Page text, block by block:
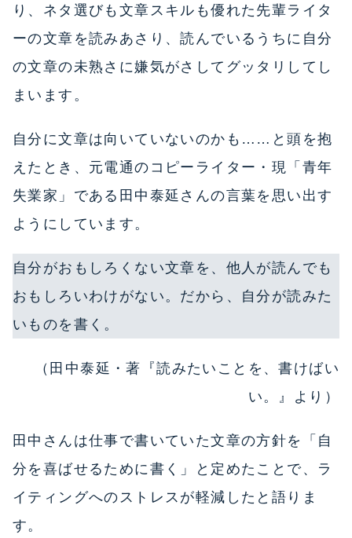
り、ネタ選びも文章スキルも優れた先輩ライタ
ーの文章を読みあさり、読んでいるうちに自分
の文章の未熟さに嫌気がさしてグッタリしてし
まいます。
自分に文章は向いていないのかも……と頭を抱
えたとき、元電通のコピーライター・現「青年
失業家」である田中泰延さんの言葉を思い出す
ようにしています。
自分がおもしろくない文章を、他人が読んでも
おもしろいわけがない。だから、自分が読みた
いものを書く。
（田中泰延・著『読みたいことを、書けばい
い。』より）
田中さんは仕事で書いていた文章の方針を「自
分を喜ばせるために書く」と定めたことで、ラ
イティングへのストレスが軽減したと語りま
す。